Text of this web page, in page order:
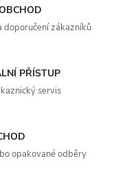
doporučení zákazníků
PŘÍSTUP
servis
opakované odběry